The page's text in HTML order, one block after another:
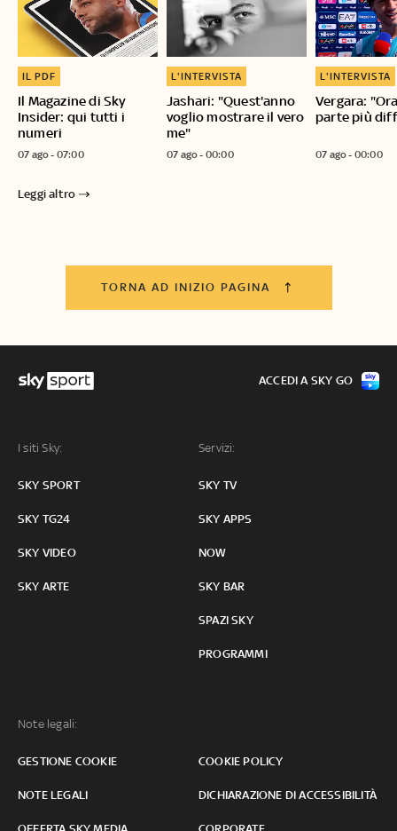
Il Magazine di Sky
Insider: qui tutti i
numeri
IL PDF
07 ago - 07:00
Jashari: "Quest'anno
voglio mostrare il vero
me"
L'INTERVISTA
07 ago - 00:00
Vergara:
parte più
L'INTERVISTA
07 ago - 00:00
Leggi altro
TORNA AD INIZIO PAGINA
I siti Sky:
SKY SPORT
SKY TG24
SKY VIDEO
SKY ARTE
Servizi:
SKY TV
SKY APPS
NOW
SKY BAR
SPAZI SKY
PROGRAMMI
Note legali:
GESTIONE COOKIE COOKIE POLICY
NOTE LEGALI DICHIARAZIONE DI ACCESSIBILITÀ
ACCEDI A SKY GO